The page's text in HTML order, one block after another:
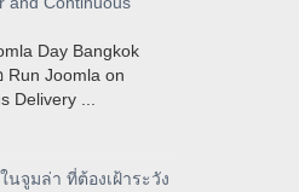
Day Bangkok
Joomla on
Delivery ...
นจูมล่า ที่ต้องเฝ้าระวัง